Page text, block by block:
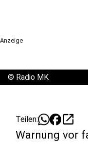
Anzeige
© Radio MK
Teilen: open_in_new
Warnung vor